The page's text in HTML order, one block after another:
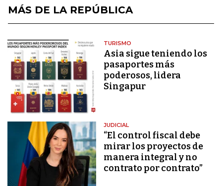
MÁS DE LA REPÚBLICA
TURISMO
Asia sigue teniendo los
pasaportes más
poderosos, lidera
Singapur
JUDICIAL
“El control fiscal debe
mirar los proyectos de
manera integral y no
contrato por contrato”